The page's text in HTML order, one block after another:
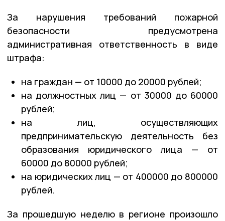
За нарушения требований пожарной
безопасности предусмотрена
административная ответственность в виде
штрафа:
на граждан — от 10000 до 20000 рублей;
на должностных лиц — от 30000 до 60000
рублей;
на лиц, осуществляющих
предпринимательскую деятельность без
образования юридического лица — от
60000 до 80000 рублей;
на юридических лиц — от 400000 до 800000
рублей.
За прошедшую неделю в регионе произошло